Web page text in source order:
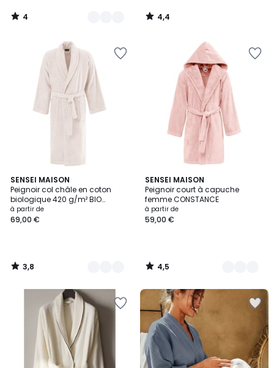
4
/
4,4
/
SENSEI MAISON
Peignoir col châle en coton
biologique 420 g/m² BIO
ORGANIKA
à partir de
69,00 €
3,8
/ 5
6
Couleurs
3,8
/
SENSEI MAISON
Peignoir court à capuche
femme CONSTANCE
à partir de
59,00 €
4,5
/ 5
5
Couleurs
4,5
/